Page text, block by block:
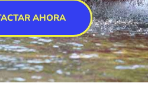
AHORA